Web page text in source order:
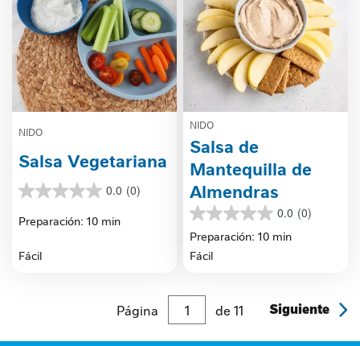
NIDO
Salsa Vegetariana
0.0 (0)
0.0
5
Preparación: 10 min
Fácil
NIDO
Salsa de
Mantequilla de
Almendras
0.0 (0)
0.0
de
estrellas.
Preparación: 10 min
Fácil
Página de 11 Siguiente